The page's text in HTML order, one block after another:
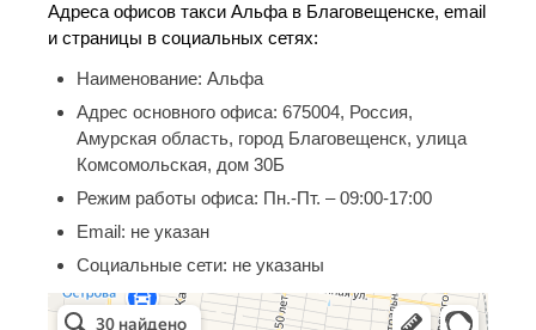
Адреса офисов такси Альфа в Благовещенске, email
и страницы в социальных сетях:
Наименование: Альфа
Адрес основного офиса: 675004, Россия,
Амурская область, город Благовещенск, улица
Комсомольская, дом 30Б
Режим работы офиса: Пн.-Пт. – 09:00-17:00
Email: не указан
Социальные сети: не указаны